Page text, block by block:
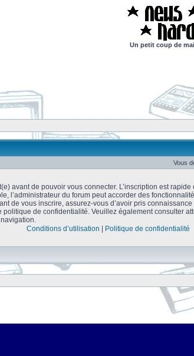
Un petit coup de
Vous
avant de pouvoir vous connecter. L’inscription est
l’administrateur du forum peut accorder des
de vous inscrire, assurez-vous d’avoir pris
politique de confidentialité. Veuillez également consulter
Conditions d’utilisation
Politique de confidentialité